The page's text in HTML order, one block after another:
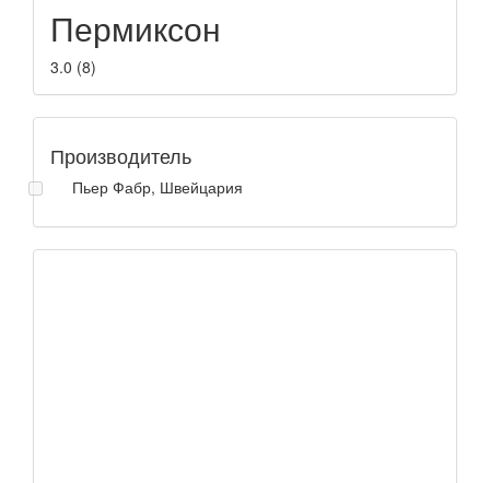
Пермиксон
3.0 (8)
Производитель
Пьер Фабр, Швейцария